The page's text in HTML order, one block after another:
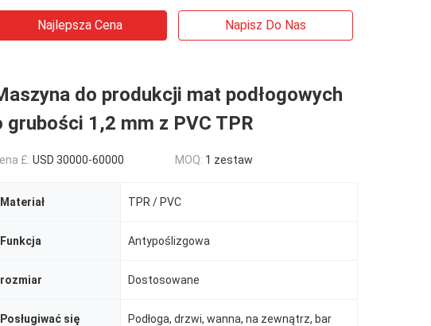
Najlepsza Cena Napisz Do Nas
do produkcji mat podłogowych
grubości 1,2 mm z PVC TPR
£: USD 30000-60000 MOQ: 1 zestaw
Materiał TPR / PVC
Funkcja Antypoślizgowa
rozmiar Dostosowane
Posługiwać się Podłoga, drzwi, wanna, na zewnątrz, bar